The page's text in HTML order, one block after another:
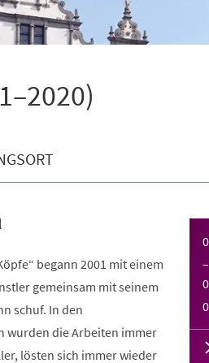
–
begann 2001 mit einem
gemeinsam mit seinem
schuf. In den
wurden die Arbeiten immer
lösten sich immer wieder